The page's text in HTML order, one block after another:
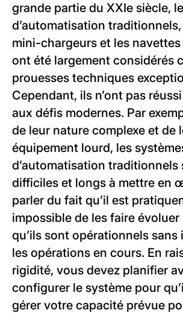
grande partie du XXIe siècle,
d’automatisation
mini-chargeurs et les navettes
ont été largement considérés
prouesses techniques
Cependant, ils n’ont pas
aux défis modernes. Par
de leur nature complexe et de
équipement lourd, les
d’automatisation traditionnels
difficiles et longs à mettre en
parler du fait qu’il est
impossible de les faire
qu’ils sont opérationnels sans
les opérations en cours. En
rigidité, vous devez planifier
configurer le système pour
gérer votre capacité prévue